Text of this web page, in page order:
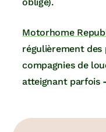
oblige).
Motorhome
régulièrement des
compagnies de
atteignant parfois